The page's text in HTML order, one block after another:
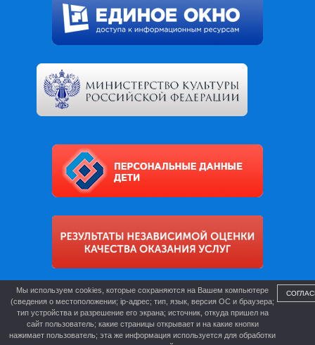
Мы используем cookies, которые сохраняются на Вашем компьютере
(сведения о местоположении; ip-адрес; тип, язык, версия ОС и браузера;
тип устройства и разрешение его экрана; источник, откуда пришел на
сайт пользователь; какие страницы открывает и на какие кнопки
нажимает пользователь; эта же информация используется для обработки